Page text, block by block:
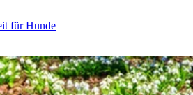
für Hunde